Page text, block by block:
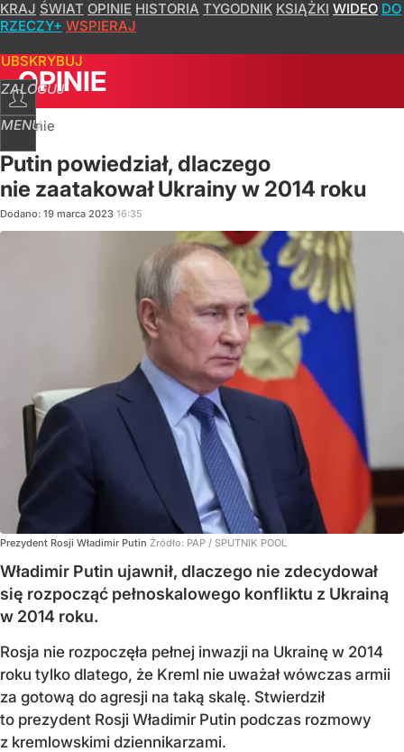
KRAJ ŚWIAT OPINIE HISTORIA TYGODNIK KSIĄŻKI WIDEO DO
RZECZY+ WSPIERAJ
ZALOGUJ
MENU
OPINIE
Opinie
Putin powiedział, dlaczego
nie zaatakował Ukrainy w 2014 roku
Dodano: 19 marca 2023 16:35
Prezydent Rosji Władimir Putin Źródło: PAP / SPUTNIK POOL
Władimir Putin ujawnił, dlaczego nie zdecydował
się rozpocząć pełnoskalowego konfliktu z Ukrainą
w 2014 roku.
Rosja nie rozpoczęła pełnej inwazji na Ukrainę w 2014
roku tylko dlatego, że Kreml nie uważał wówczas armii
za gotową do agresji na taką skalę. Stwierdził
to prezydent Rosji Władimir Putin podczas rozmowy
z kremlowskimi dziennikarzami.